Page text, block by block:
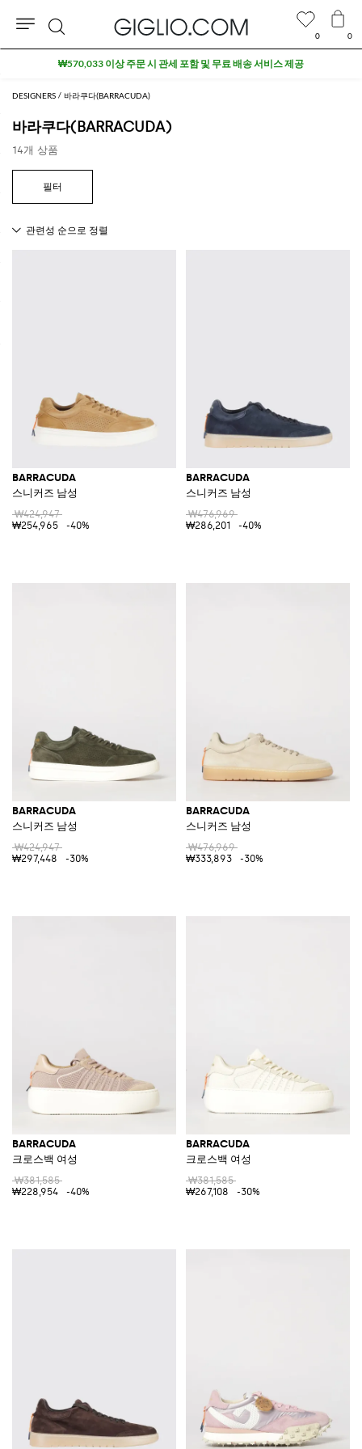
DESIGNERS 바라쿠다(BARRACUDA)
바라쿠다(BARRACUDA)
14개 상품
BARRACUDA
스니커즈 남성
₩424,947
₩254,965
-40%
BARRACUDA
스니커즈 남성
₩476,969
₩286,201
-40%
BARRACUDA
스니커즈 남성
₩424,947
₩297,448
-30%
BARRACUDA
스니커즈 남성
₩476,969
₩333,893
-30%
BARRACUDA
크로스백 여성
₩381,585
₩228,954
-40%
BARRACUDA
크로스백 여성
₩381,585
₩267,108
-30%
0 0
검
색
₩570,033 이상 주문 시 관세 포함 및 무료 배송 서비스 제공